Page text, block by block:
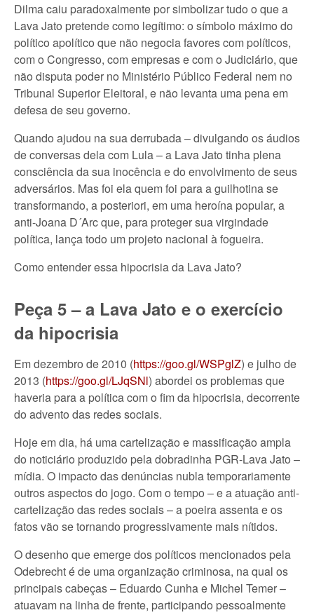
Dilma caiu paradoxalmente por simbolizar tudo o que a
Lava Jato pretende como legítimo: o símbolo máximo do
político apolítico que não negocia favores com políticos,
com o Congresso, com empresas e com o Judiciário, que
não disputa poder no Ministério Público Federal nem no
Tribunal Superior Eleitoral, e não levanta uma pena em
defesa de seu governo.
Quando ajudou na sua derrubada – divulgando os áudios
de conversas dela com Lula – a Lava Jato tinha plena
consciência da sua inocência e do envolvimento de seus
adversários. Mas foi ela quem foi para a guilhotina se
transformando, a posteriori, em uma heroína popular, a
anti-Joana D´Arc que, para proteger sua virgindade
política, lança todo um projeto nacional à fogueira.
Como entender essa hipocrisia da Lava Jato?
Peça 5 – a Lava Jato e o exercício
da hipocrisia
Em dezembro de 2010 (https://goo.gl/WSPglZ) e julho de
2013 (https://goo.gl/LJqSNl) abordei os problemas que
haveria para a política com o fim da hipocrisia, decorrente
do advento das redes sociais.
Hoje em dia, há uma cartelização e massificação ampla
do noticiário produzido pela dobradinha PGR-Lava Jato –
mídia. O impacto das denúncias nubla temporariamente
outros aspectos do jogo. Com o tempo – e a atuação anti-
cartelização das redes sociais – a poeira assenta e os
fatos vão se tornando progressivamente mais nítidos.
O desenho que emerge dos políticos mencionados pela
Odebrecht é de uma organização criminosa, na qual os
principais cabeças – Eduardo Cunha e Michel Temer –
atuavam na linha de frente, participando pessoalmente